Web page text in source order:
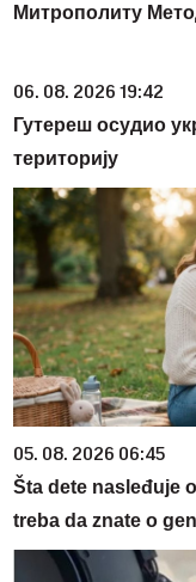
Митрополиту
06. 08. 2026 19:42
Гутереш осудио
територију
05. 08. 2026 06:45
Šta dete nasleđuje
treba da znate o